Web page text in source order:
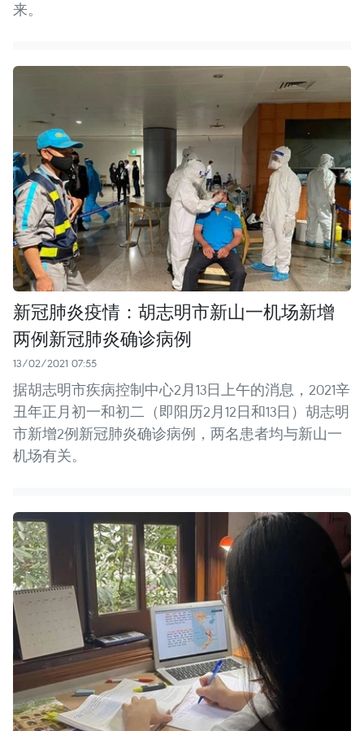
来。
新冠肺炎疫情：胡志明市新山一机场新增
两例新冠肺炎确诊病例
13/02/2021 07:55
据胡志明市疾病控制中心2月13日上午的消息，2021辛
丑年正月初一和初二（即阳历2月12日和13日）胡志明
市新增2例新冠肺炎确诊病例，两名患者均与新山一
机场有关。